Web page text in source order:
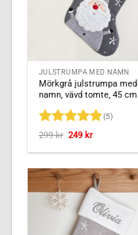
JULSTRUMPA MED NAMN
Mörkgrå julstrumpa med
namn, vävd tomte, 45 cm
Betygsatt5
(5)
299kr Det
priset
299 kr.
249 krDet
priset
249 kr.